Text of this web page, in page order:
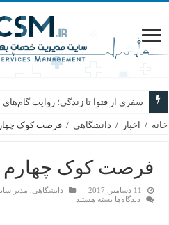
سفری از فتوا تا زندگی؛ روایت گام‌های
خانه / اخبار / دانشگاهی / فرصت کوک
فرصت کوک چهارم
11 دسامبر, 2017 دانشگاهی مدیر
دیدگاه‌ها برای
بسته هستند